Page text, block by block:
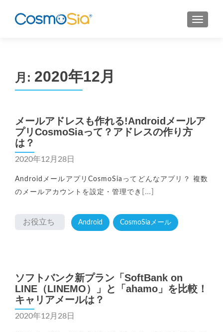
MENU
月: 2020年12月
メールアドレスも作れる!Androidメールア
プリCosmoSiaって？アドレスの作り方
は？
2020年12月28日
AndroidメールアプリCosmoSiaってどんなアプリ？ 複数
のメールアカウントを設定・管理でき
[…]
お役立ち Android CosmoSiaメール
ソフトバンク新プラン「SoftBank on
LINE（LINEMO）」と「ahamo」を比較！
キャリアメールは？
2020年12月28日